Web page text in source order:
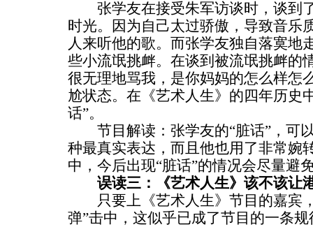
张学友在接受朱军访谈时，谈到
时光。因为自己太过骄傲，导致音乐
人来听他的歌。而张学友独自落寞地
些小流氓挑衅。在谈到被流氓挑衅的
很无理地骂我，是你妈妈的怎么样
尬状态。在《艺术人生》的四年历史
话”。
节目解读：张学友的“脏话”，可
种最真实表达，而且他也用了非常婉
中，今后出现“脏话”的情况会尽量避
误读三：《艺术人生》该不该让
只要上《艺术人生》节目的嘉宾
弹”击中，这似乎已成了节目的一条